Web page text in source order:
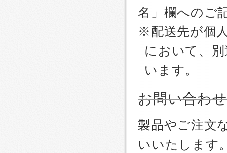
名」欄へのご
※配送先が個
において、
います。
お問い合わせ
製品やご注文
いいたします